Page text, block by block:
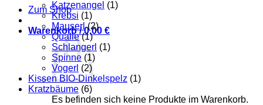
Zum Shop
Warenkorb /0,00 €
Es befinden sich keine Produkte im Warenkorb.
Katzenangel (1)
Krebsi (1)
Mauserl (2)
Qualle (1)
Schlangerl (1)
Spinne (1)
Vogerl (2)
Kissen BIO-Dinkelspelz (1)
Kratzbäume (6)